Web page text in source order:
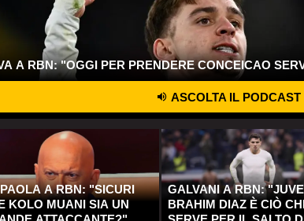
A RBN: "OGGI PER PRENDERE CONCEICAO
ASCOLTA IL PODCAST
A RBN: "SICURI
KOLO MUANI SIA UN
GALVANI A RBN:
BRAHIM DIAZ È CIÒ